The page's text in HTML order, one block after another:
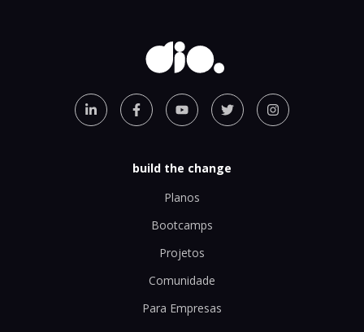
build the change
Planos
Bootcamps
Projetos
Comunidade
Para Empresas